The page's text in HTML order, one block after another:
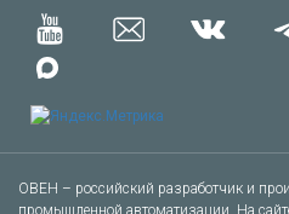
ОВЕН – российский разработчик и
Сказать